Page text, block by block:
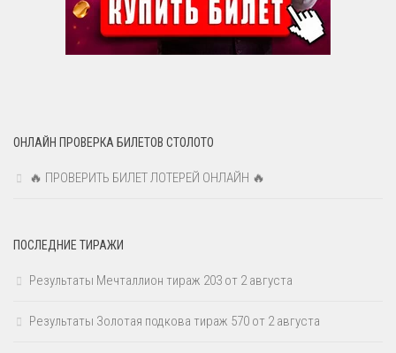
ОНЛАЙН ПРОВЕРКА БИЛЕТОВ СТОЛОТО
🔥 ПРОВЕРИТЬ БИЛЕТ ЛОТЕРЕЙ ОНЛАЙН 🔥
ПОСЛЕДНИЕ ТИРАЖИ
Результаты Мечталлион тираж 203 от 2 августа
Результаты Золотая подкова тираж 570 от 2 августа